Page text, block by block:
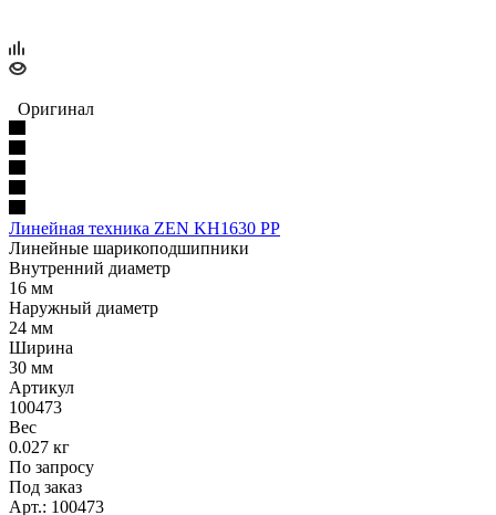
Оригинал
Линейная техника ZEN KH1630 PP
Линейные шарикоподшипники
Внутренний диаметр
16 мм
Наружный диаметр
24 мм
Ширина
30 мм
Артикул
100473
Вес
0.027 кг
По запросу
Под заказ
Арт.: 100473